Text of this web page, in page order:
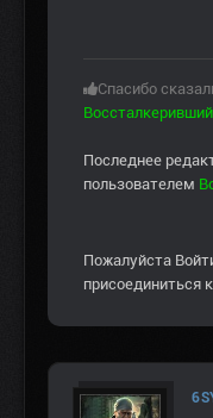
Спасибо
Последнее
пользователем
Пожалуйста
присоединиться